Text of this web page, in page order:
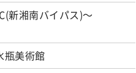
新湘南バイパス)～
瓶美術館